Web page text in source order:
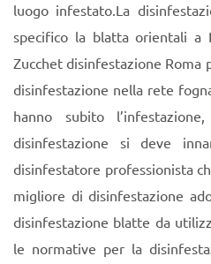
luogo infestato.La
specifico la blatta orientali a
Zucchet disinfestazione Roma
disinfestazione nella rete
hanno subito
disinfestazione si deve
disinfestatore professionista
migliore di disinfestazione
disinfestazione blatte da
le normative per la